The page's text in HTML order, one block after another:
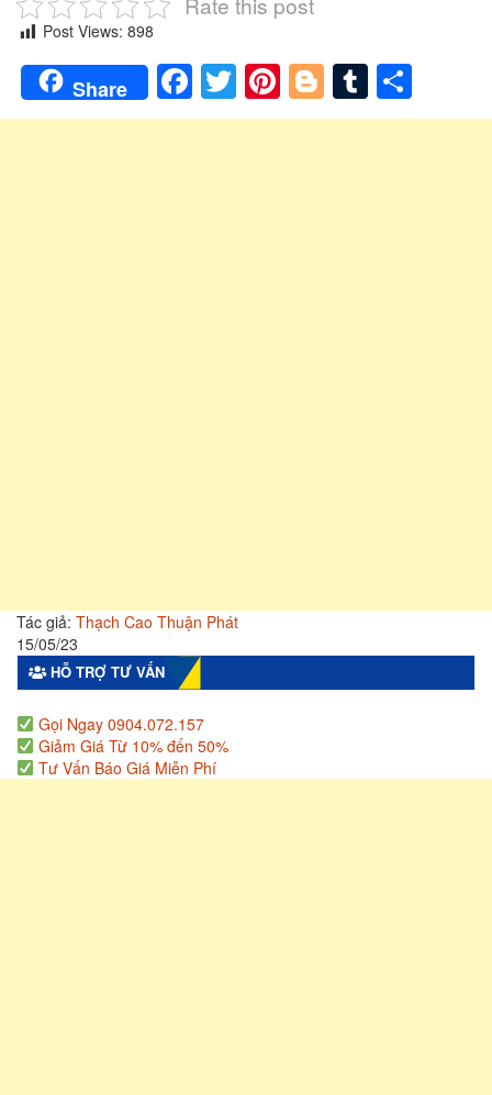
Post Views: 898
Share Facebook
Twitter
Pinterest
Blogger
Tumblr
Tác giả: Thạch Cao Thuận Phát
15/05/23
HỖ TRỢ TƯ VẤN
Gọi Ngay 0904.072.157
Giảm Giá Từ 10% đến 50%
Tư Vấn Báo Giá Miễn Phí